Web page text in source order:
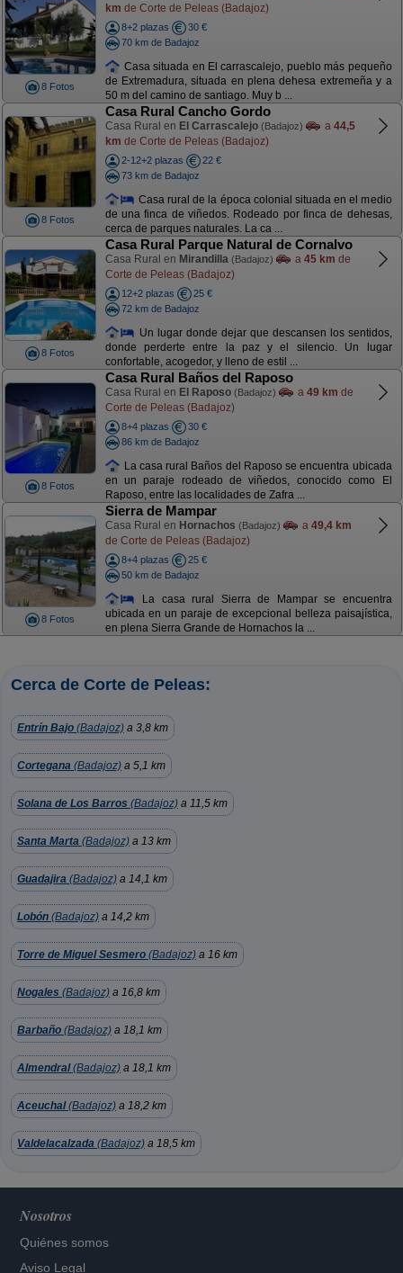
8 Fotos
km de Corte de Peleas (Badajoz)
8+2 plazas
30 €
70 km de Badajoz
Casa situada en El carrascalejo, pueblo más pequeño
de Extremadura, situada en plena dehesa extremeña y a
50 m del camino de santiago. Muy b ...
8 Fotos
Casa Rural Cancho Gordo
Casa Rural en El Carrascalejo (Badajoz) a 44,5
km de Corte de Peleas (Badajoz)
2-12+2 plazas
22 €
73 km de Badajoz
Casa rural de la época colonial situada en el medio
de una finca de viñedos. Rodeado por finca de dehesas,
cerca de parques naturales. La ca ...
8 Fotos
Casa Rural Parque Natural de Cornalvo
Casa Rural en Mirandilla (Badajoz) a 45 km de
Corte de Peleas (Badajoz)
12+2 plazas
25 €
72 km de Badajoz
Un lugar donde dejar que descansen los sentidos,
donde perderte entre la paz y el silencio. Un lugar
confortable, acogedor, y lleno de estil ...
8 Fotos
Casa Rural Baños del Raposo
Casa Rural en El Raposo (Badajoz) a 49 km de
Corte de Peleas (Badajoz)
8+4 plazas
30 €
86 km de Badajoz
La casa rural Baños del Raposo se encuentra ubicada
en un paraje rodeado de viñedos, conocido como El
Raposo, entre las localidades de Zafra ...
8 Fotos
Sierra de Mampar
Casa Rural en Hornachos (Badajoz) a 49,4 km
de Corte de Peleas (Badajoz)
8+4 plazas
25 €
50 km de Badajoz
La casa rural Sierra de Mampar se encuentra
ubicada en un paraje de excepcional belleza paisajística,
en plena Sierra Grande de Hornachos la ...
Cerca de Corte de Peleas:
Entrín Bajo (Badajoz) a 3,8 km
Cortegana (Badajoz) a 5,1 km
Solana de Los Barros (Badajoz) a 11,5 km
Santa Marta (Badajoz) a 13 km
Guadajira (Badajoz) a 14,1 km
Lobón (Badajoz) a 14,2 km
Torre de Miguel Sesmero (Badajoz) a 16 km
Nogales (Badajoz) a 16,8 km
Barbaño (Badajoz) a 18,1 km
Almendral(Badajoz) a 18,1 km
Aceuchal(Badajoz) a 18,2 km
Valdelacalzada (Badajoz) a 18,5 km
Nosotros
Quiénes somos
Aviso Legal